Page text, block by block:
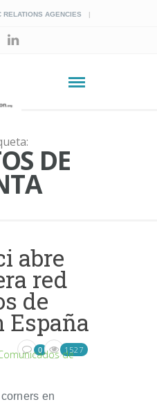
RELATIONS AGENCIES
DE
abre
red
de
España
de
0 1527
en